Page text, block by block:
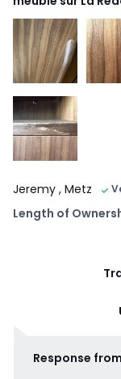
Jeremy , Metz
Length of
Response